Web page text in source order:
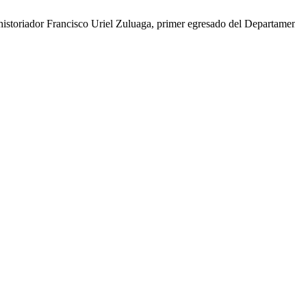
Francisco Uriel Zuluaga, primer egresado del